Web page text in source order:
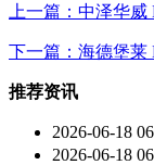
上一篇：中泽华
下一篇：海德堡莱
推荐资讯
2026-06-18
2026-06-18